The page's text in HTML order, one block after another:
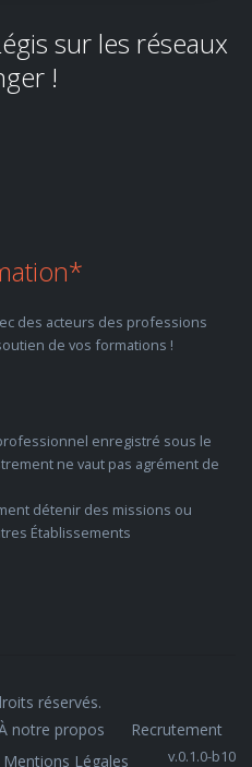
sur les réseaux
!
des acteurs des professions
de vos formations !
enregistré sous le
ne vaut pas agrément de
détenir des missions ou
Établissements
réservés.
notre propos
Recrutement
Mentions Légales
v.0.1.0-b10